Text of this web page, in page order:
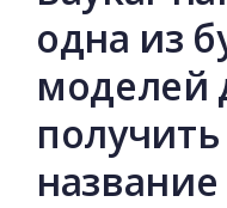
одна из
моделей
название